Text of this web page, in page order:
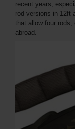
recent years,
rod versions in 12ft
that allow four rods,
abroad.